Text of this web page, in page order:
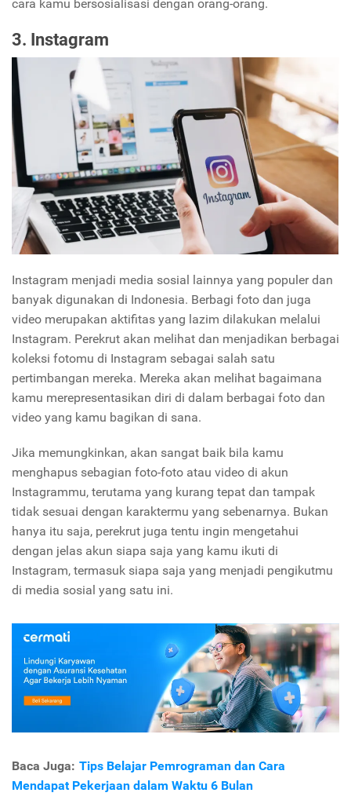
cara kamu bersosialisasi dengan orang-orang.
3. Instagram
Instagram menjadi media sosial lainnya yang populer dan
banyak digunakan di Indonesia. Berbagi foto dan juga
video merupakan aktifitas yang lazim dilakukan melalui
Instagram. Perekrut akan melihat dan menjadikan berbagai
koleksi fotomu di Instagram sebagai salah satu
pertimbangan mereka. Mereka akan melihat bagaimana
kamu merepresentasikan diri di dalam berbagai foto dan
video yang kamu bagikan di sana.
Jika memungkinkan, akan sangat baik bila kamu
menghapus sebagian foto-foto atau video di akun
Instagrammu, terutama yang kurang tepat dan tampak
tidak sesuai dengan karaktermu yang sebenarnya. Bukan
hanya itu saja, perekrut juga tentu ingin mengetahui
dengan jelas akun siapa saja yang kamu ikuti di
Instagram, termasuk siapa saja yang menjadi pengikutmu
di media sosial yang satu ini.
Baca Juga: Tips Belajar Pemrograman dan Cara
Mendapat Pekerjaan dalam Waktu 6 Bulan